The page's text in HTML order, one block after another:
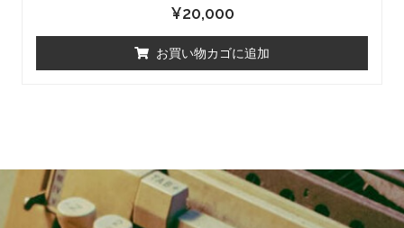
5
段
中
0
の
¥20,000
お買い物カゴに追加